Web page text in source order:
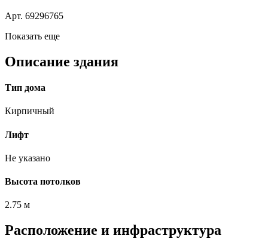
Арт. 69296765
Показать еще
Описание здания
Тип дома
Кирпичный
Лифт
Не указано
Высота потолков
2.75 м
Расположение и инфраструктура